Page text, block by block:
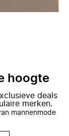
hoogte
deals
merken.
mannenmode